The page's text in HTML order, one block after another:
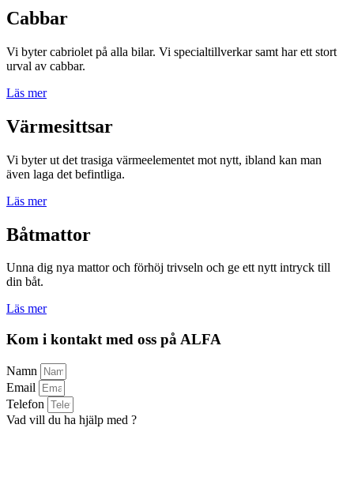
Cabbar
Vi byter cabriolet på alla bilar. Vi specialtillverkar samt har ett stort
urval av cabbar.
Läs mer
Värmesittsar
Vi byter ut det trasiga värmeelementet mot nytt, ibland kan man
även laga det befintliga.
Läs mer
Båtmattor
Unna dig nya mattor och förhöj trivseln och ge ett nytt intryck till
din båt.
Läs mer
Kom i kontakt med oss på ALFA
Namn
Email
Telefon
Vad vill du ha hjälp med ?